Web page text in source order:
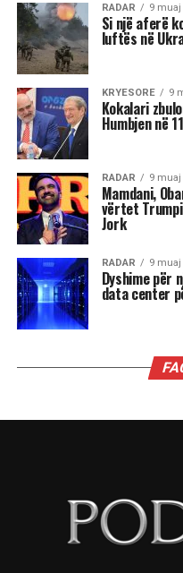
RADAR 9
Si një aferë
luftës në
KRYESORE 9
Kokalari
Humbjen në
RADAR 9
Mamdani,
vërtet
Jork
RADAR 9
Dyshime për
data center